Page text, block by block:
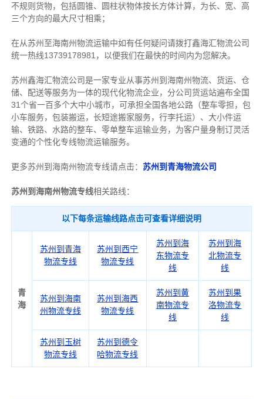
不规则货物，包括圆锥、圆柱状物体按长方体计算，为长、宽、高
三个方向的最大尺寸相乘；
在从苏州至海南州物流运输中如有任何疑问请拨打鑫海汇物流公司
统一热线13739178981，以便我们在最快的时间内为您解决。
苏州鑫海汇物流公司是一家专业从事苏州到海南州物流、货运、仓
储、配送等服务为一体的现代化物流企业，分公司货运站遍布全国
31个省一百多个大中小城市，可承担全国各地公路（整车零担，包
小车服务，包装搬运，长短途搬家服务，行李托运）、大小件运
输、铁路、水路的整车、零单整车运输业务，为客户量身制订灵活
变通的个性化专线物流运输服务。
更多苏州到海南州物流专线请点击： 苏州到青海物流公司
苏州到海南州物流专线相关路线：
以下每条运输线路点击可查看详细说明
青
海
苏州到青海
物流专线
苏州到西宁
物流专线
苏州到海
东物流专
线
苏州到海
北物流专
线
苏州到海南
州物流专线
苏州到海西
物流专线
苏州到黄
南物流专
线
苏州到果
洛物流专
线
苏州到玉树
物流专线
苏州到德令
哈物流专线